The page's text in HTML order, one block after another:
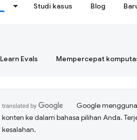
Studi kasus Blog
Learn Evals Mempercepat
Google
konten ke dalam bahasa pilihan Anda.
kesalahan.